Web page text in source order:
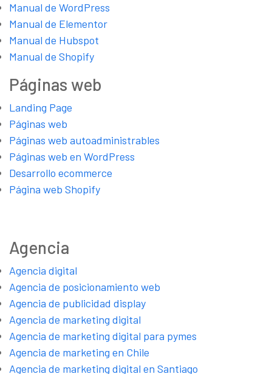
Manual de WordPress
Manual de Elementor
Manual de Hubspot
Manual de Shopify
Páginas web
Landing Page
Páginas web
Páginas web autoadministrables
Páginas web en WordPress
Desarrollo ecommerce
Página web Shopify
Agencia
Agencia digital
Agencia de posicionamiento web
Agencia de publicidad display
Agencia de marketing digital
Agencia de marketing digital para pymes
Agencia de marketing en Chile
Agencia de marketing digital en Santiago